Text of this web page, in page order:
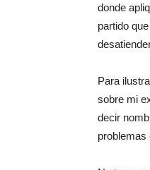
donde
partido
Para
sobre mi
decir
problemas